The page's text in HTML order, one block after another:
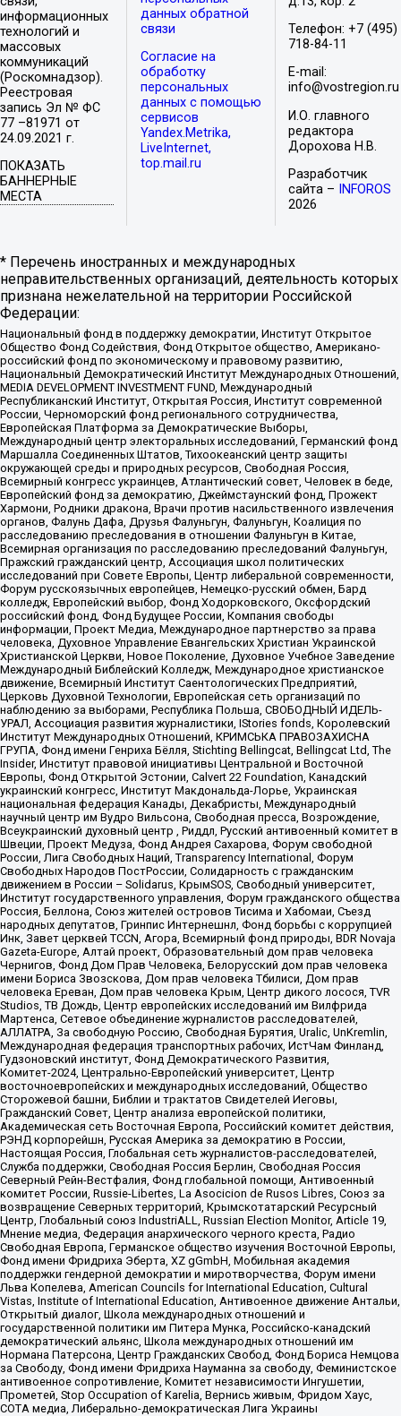
информационных
технологий и
массовых
коммуникаций
(Роскомнадзор).
Реестровая
запись Эл № ФС
77 –81971 от
24.09.2021 г.
ПОКАЗАТЬ
БАННЕРНЫЕ
МЕСТА
данных обратной
связи
Согласие на
обработку
персональных
данных с помощью
сервисов
Yandex.Metrika,
LiveInternet,
top.mail.ru
Телефон: +7 (495)
718-84-11
E-mail:
info@vostregion.ru
И.О. главного
редактора
Дорохова Н.В.
Разработчик
сайта –
INFOROS
2026
* Перечень иностранных и международных
неправительственных организаций, деятельность которых
признана нежелательной на территории Российской
Федерации:
Национальный фонд в поддержку демократии, Институт Открытое
Общество Фонд Содействия, Фонд Открытое общество, Американо-
российский фонд по экономическому и правовому развитию,
Национальный Демократический Институт Международных Отношений,
MEDIA DEVELOPMENT INVESTMENT FUND, Международный
Республиканский Институт, Открытая Россия, Институт современной
России, Черноморский фонд регионального сотрудничества,
Европейская Платформа за Демократические Выборы,
Международный центр электоральных исследований, Германский фонд
Маршалла Соединенных Штатов, Тихоокеанский центр защиты
окружающей среды и природных ресурсов, Свободная Россия,
Всемирный конгресс украинцев, Атлантический совет, Человек в беде,
Европейский фонд за демократию, Джеймстаунский фонд, Прожект
Хармони, Родники дракона, Врачи против насильственного извлечения
органов, Фалунь Дафа, Друзья Фалуньгун, Фалуньгун, Коалиция по
расследованию преследования в отношении Фалуньгун в Китае,
Всемирная организация по расследованию преследований Фалуньгун,
Пражский гражданский центр, Ассоциация школ политических
исследований при Совете Европы, Центр либеральной современности,
Форум русскоязычных европейцев, Немецко-русский обмен, Бард
колледж, Европейский выбор, Фонд Ходорковского, Оксфордский
российский фонд, Фонд Будущее России, Компания свободы
информации, Проект Медиа, Международное партнерство за права
человека, Духовное Управление Евангельских Христиан Украинской
Христианской Церкви, Новое Поколение, Духовное Учебное Заведение
Международный Библейский Колледж, Международное христианское
движение, Всемирный Институт Саентологических Предприятий,
Церковь Духовной Технологии, Европейская сеть организаций по
наблюдению за выборами, Республика Польша, СВОБОДНЫЙ ИДЕЛЬ-
УРАЛ, Ассоциация развития журналистики, IStories fonds, Королевский
Институт Международных Отношений, КРИМСЬКА ПРАВОЗАХИСНА
ГРУПА, Фонд имени Генриха Бёлля, Stichting Bellingcat, Bellingcat Ltd, The
Insider, Институт правовой инициативы Центральной и Восточной
Европы, Фонд Открытой Эстонии, Calvert 22 Foundation, Канадский
украинский конгресс, Институт Макдональда-Лорье, Украинская
национальная федерация Канады, Декабристы, Международный
научный центр им Вудро Вильсона, Свободная пресса, Возрождение,
Всеукраинский духовный центр , Риддл, Русский антивоенный комитет в
Швеции, Проект Медуза, Фонд Андрея Сахарова, Форум свободной
России, Лига Свободных Наций, Transparеncy International, Форум
Свободных Народов ПостРоссии, Солидарность с гражданским
движением в России – Solidarus, КрымSOS, Свободный университет,
Институт государственного управления, Форум гражданского общества
Россия, Беллона, Союз жителей островов Тисима и Хабомаи, Съезд
народных депутатов, Гринпис Интернешнл, Фонд борьбы с коррупцией
Инк, Завет церквей TCCN, Агора, Всемирный фонд природы, BDR Novaja
Gazeta-Europe, Алтай проект, Образовательный дом прав человека
Чернигов, Фонд Дом Прав Человека, Белорусский дом прав человека
имени Бориса Звозскова, Дом прав человека Тбилиси, Дом прав
человека Ереван, Дом прав человека Крым, Центр дикого лосося, TVR
Studios, ТВ Дождь, Центр европейских исследований им Вилфрида
Мартенса, Сетевое объединение журналистов расследователей,
АЛЛАТРА, За свободную Россию, Свободная Бурятия, Uralic, UnKremlin,
Международная федерация транспортных рабочих, ИстЧам Финланд,
Гудзоновский институт, Фонд Демократического Развития,
Комитет-2024, Центрально-Европейский университет, Центр
восточноевропейских и международных исследований, Общество
Сторожевой башни, Библии и трактатов Свидетелей Иеговы,
Гражданский Совет, Центр анализа европейской политики,
Академическая сеть Восточная Европа, Российский комитет действия,
РЭНД корпорейшн, Русская Америка за демократию в России,
Настоящая Россия, Глобальная сеть журналистов-расследователей,
Служба поддержки, Свободная Россия Берлин, Свободная Россия
Северный Рейн-Вестфалия, Фонд глобальной помощи, Антивоенный
комитет России, Russie-Libertes, La Asocicion de Rusos Libres, Союз за
возвращение Северных территорий, Крымскотатарский Ресурсный
Центр, Глобальный союз IndustriALL, Russian Election Monitor, Article 19,
Мнение медиа, Федерация анархического черного креста, Радио
Свободная Европа, Германское общество изучения Восточной Европы,
Фонд имени Фридриха Эберта, XZ gGmbH, Мобильная академия
поддержки гендерной демократии и миротворчества, Форум имени
Льва Копелева, American Councils for International Education, Cultural
Vistas, Institute of International Education, Антивоенное движение Антальи,
Открытый диалог, Школа международных отношений и
государственной политики им Питера Мунка, Российско-канадский
демократический альянс, Школа международных отношений им
Нормана Патерсона, Центр Гражданских Свобод, Фонд Бориса Немцова
за Свободу, Фонд имени Фридриха Науманна за свободу, Феминистское
антивоенное сопротивление, Комитет независимости Ингушетии,
Прометей, Stop Occupation of Karelia, Вернись живым, Фридом Хаус,
СОТА медиа, Либерально-демократическая Лига Украины